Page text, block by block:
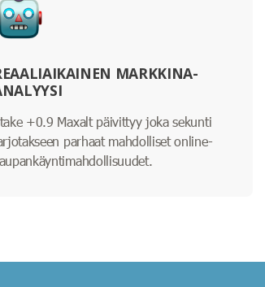
MARKKINA-
+0.9 Maxalt päivittyy joka sekunti
parhaat mahdolliset online-